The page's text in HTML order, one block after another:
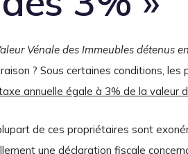
Vénale des Immeubles détenus
? Sous certaines conditions,
annuelle égale à 3% de la valeur
de ces propriétaires sont
une déclaration fiscale